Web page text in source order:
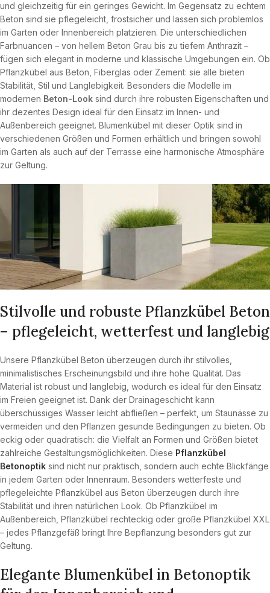
und gleichzeitig für ein geringes Gewicht. Im Gegensatz zu echtem
Beton sind sie pflegeleicht, frostsicher und lassen sich problemlos
im Garten oder Innenbereich platzieren. Die unterschiedlichen
Farbnuancen – von hellem Beton Grau bis zu tiefem Anthrazit –
fügen sich elegant in moderne und klassische Umgebungen ein. Ob
Pflanzkübel aus Beton, Fiberglas oder Zement: sie alle bieten
Stabilität, Stil und Langlebigkeit. Besonders die Modelle im
modernen Beton-Look sind durch ihre robusten Eigenschaften und
ihr dezentes Design ideal für den Einsatz im Innen- und
Außenbereich geeignet. Blumenkübel mit dieser Optik sind in
verschiedenen Größen und Formen erhältlich und bringen sowohl
im Garten als auch auf der Terrasse eine harmonische Atmosphäre
zur Geltung.
Stilvolle und robuste Pflanzkübel Beton
– pflegeleicht, wetterfest und langlebig
Unsere Pflanzkübel Beton überzeugen durch ihr stilvolles,
minimalistisches Erscheinungsbild und ihre hohe Qualität. Das
Material ist robust und langlebig, wodurch es ideal für den Einsatz
im Freien geeignet ist. Dank der Drainageschicht kann
überschüssiges Wasser leicht abfließen – perfekt, um Staunässe zu
vermeiden und den Pflanzen gesunde Bedingungen zu bieten. Ob
eckig oder quadratisch: die Vielfalt an Formen und Größen bietet
zahlreiche Gestaltungsmöglichkeiten. Diese Pflanzkübel
Betonoptik sind nicht nur praktisch, sondern auch echte Blickfänge
in jedem Garten oder Innenraum. Besonders wetterfeste und
pflegeleichte Pflanzkübel aus Beton überzeugen durch ihre
Stabilität und ihren natürlichen Look. Ob Pflanzkübel im
Außenbereich, Pflanzkübel rechteckig oder große Pflanzkübel XXL
– jedes Pflanzgefäß bringt Ihre Bepflanzung besonders gut zur
Geltung.
Elegante Blumenkübel in Betonoptik